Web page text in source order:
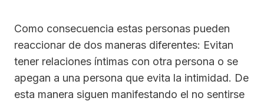
Como consecuencia estas personas pueden
reaccionar de dos maneras diferentes: Evitan
tener relaciones íntimas con otra persona o se
apegan a una persona que evita la intimidad. De
esta manera siguen manifestando el no sentirse